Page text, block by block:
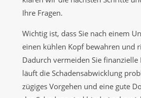
Ihre Fragen.
Wichtig ist, dass Sie nach einem
einen kühlen Kopf bewahren und
Dadurch vermeiden Sie finanzielle
läuft die Schadensabwicklung
zügiges Vorgehen und eine gute